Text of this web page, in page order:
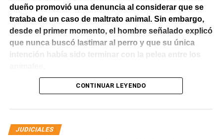
dueño promovió una denuncia al considerar que se
trataba de un caso de maltrato animal. Sin embargo,
desde el primer momento, el hombre señalado explicó
que nunca buscó lastimar al perro y que su única
intención había sido terminar con la pelea entre los
El Juzgado de Paz analizó el caso y resolvió desestimar
que los hechos no configuraban la contravención de
maltrato animal prevista en el Código Contravencional.
CONTINUAR LEYENDO
JUDICIALES